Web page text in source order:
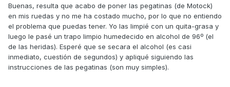
Buenas, resulta que acabo de poner las pegatinas (de Motock)
en mis ruedas y no me ha costado mucho, por lo que no entiendo
el problema que puedas tener. Yo las limpié con un quita-grasa y
luego le pasé un trapo limpio humedecido en alcohol de 96º (el
de las heridas). Esperé que se secara el alcohol (es casi
inmediato, cuestión de segundos) y apliqué siguiendo las
instrucciones de las pegatinas (son muy simples).